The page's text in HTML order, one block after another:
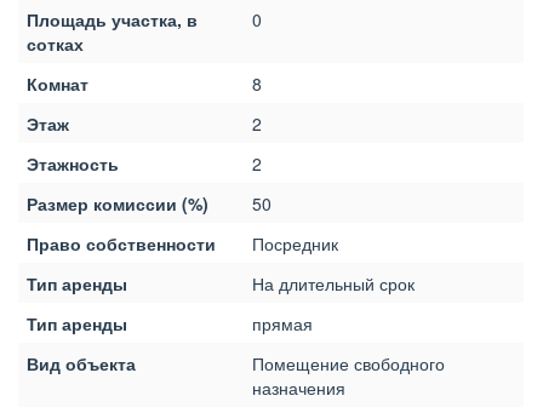
Площадь участка, в
сотках
0
Комнат
8
Этаж
2
Этажность
2
Размер комиссии (%)
50
Право собственности
Посредник
Тип аренды
На длительный срок
Тип аренды
прямая
Вид объекта
Помещение свободного
назначения